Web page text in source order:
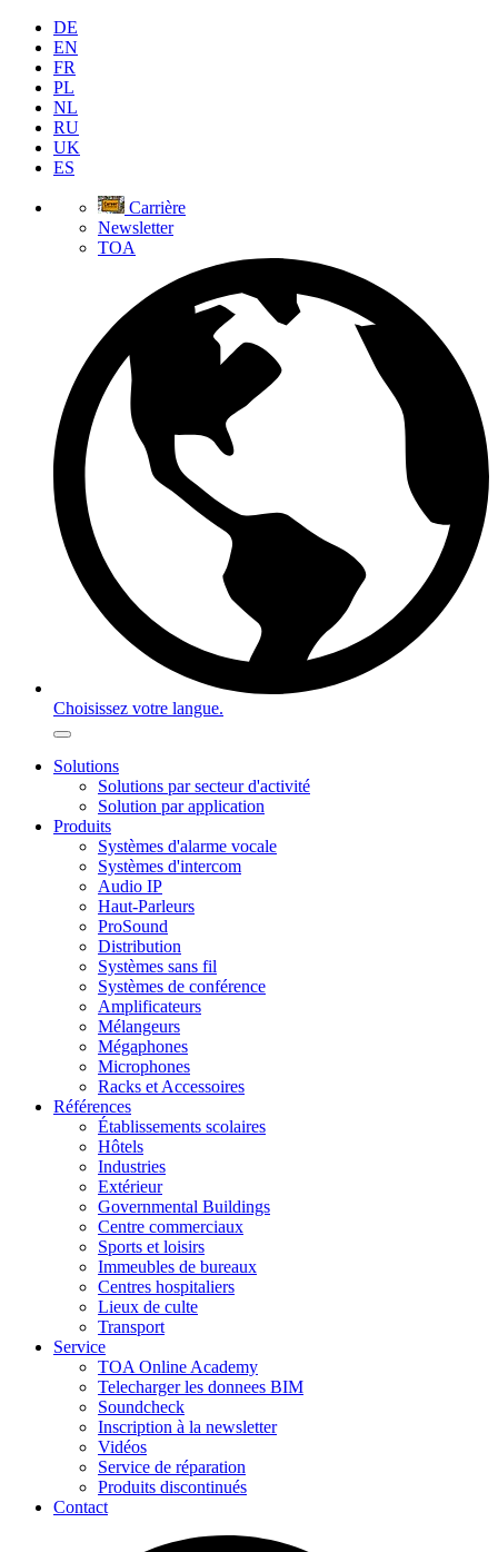
DE
EN
FR
PL
NL
RU
UK
ES
Carrière
Newsletter
TOA
Choisissez votre langue.
Solutions
Solutions par secteur d'activité
Solution par application
Produits
Systèmes d'alarme vocale
Systèmes d'intercom
Audio IP
Haut-Parleurs
ProSound
Distribution
Systèmes sans fil
Systèmes de conférence
Amplificateurs
Mélangeurs
Mégaphones
Microphones
Racks et Accessoires
Références
Établissements scolaires
Hôtels
Industries
Extérieur
Governmental Buildings
Centre commerciaux
Sports et loisirs
Immeubles de bureaux
Centres hospitaliers
Lieux de culte
Transport
Service
TOA Online Academy
Telecharger les donnees BIM
Soundcheck
Inscription à la newsletter
Vidéos
Service de réparation
Produits discontinués
Contact